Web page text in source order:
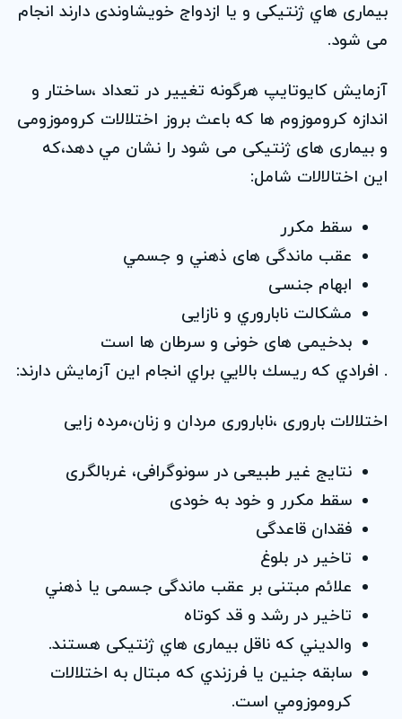
بيماری هاي ژنتيکی و يا ازدواج خويشاوندی دارند انجام
می شود.
آزمايش کايوتايپ هرگونه تغيير در تعداد ،ساختار و
اندازه کروموزوم ها كه باعث بروز اختلالات کروموزومی
و بيماری های ژنتيکی می شود را نشان مي دهد،كه
اين اختالالات شامل:
سقط مكرر
عقب ماندگی های ذهني و جسمي
ابهام جنسی
مشکالت ناباروري و نازايی
بدخیمی های خونی و سرطان ها است
. افرادي كه ريسك بالایي براي انجام اين آزمايش دارند:
اختلالات باروری ،ناباروری مردان و زنان،مرده زايی
نتايج غير طبيعی در سونوگرافی، غربالگری
سقط مکرر و خود به خودی
فقدان قاعدگی
تاخير در بلوغ
علائم مبتنی بر عقب ماندگی جسمی يا ذهني
تاخير در رشد و قد کوتاه
والديني كه ناقل بيماری هاي ژنتيکی هستند.
سابقه جنين يا فرزندي كه مبتال به اختلالات
کروموزومي است.